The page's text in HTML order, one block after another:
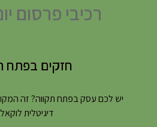
רכיבי פרסום יוני-
חזקים בפתח
יש לכם עסק בפתח תקווה? זה
דיגיטלית